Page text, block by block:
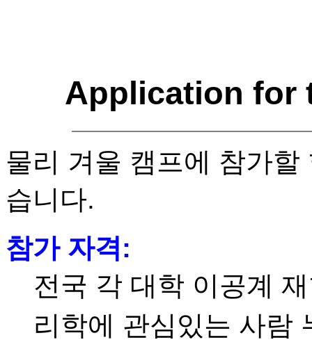
Application for
물리 겨울 캠프에 참가
습니다.
참가 자격:
전국 각 대학 이공계
리학에 관심있는 사람